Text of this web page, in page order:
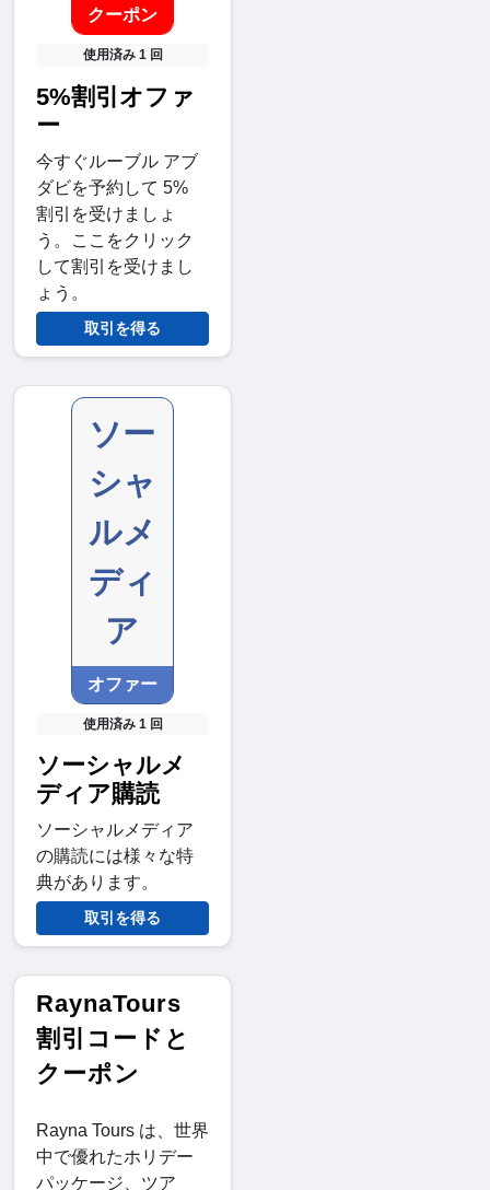
クーポン
使用済み 1 回
5%割引オファ
ー
今すぐルーブル アブ
ダビを予約して 5%
割引を受けましょ
う。ここをクリック
して割引を受けまし
ょう。
取引を得る
ソー
シャ
ルメ
ディ
ア
オファー
使用済み 1 回
ソーシャルメ
ディア購読
ソーシャルメディア
の購読には様々な特
典があります。
取引を得る
RaynaTours
割引コードと
クーポン
Rayna Tours は、世界
中で優れたホリデー
パッケージ、ツア